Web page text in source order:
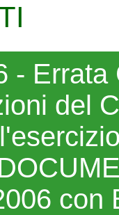
-
del
con